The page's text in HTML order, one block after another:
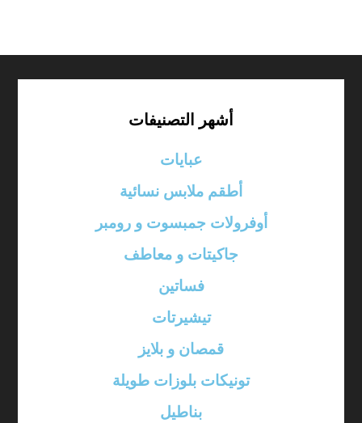
أشهر التصنيفات
عبايات
أطقم ملابس نسائية
أوفرولات جمبسوت و رومبر
جاكيتات و معاطف
فساتين
تيشيرتات
قمصان و بلايز
تونيكات بلوزات طويلة
بناطيل